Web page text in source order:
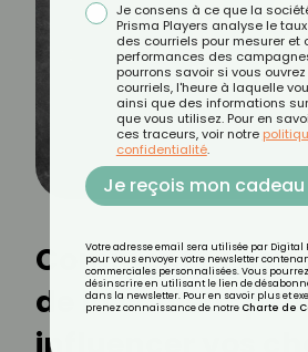
Comment la
de la couleur
influencer vos
Je consens à ce que la
Prisma Players analyse le
des courriels pour mesurer et
performances des
pourrons savoir si vous
courriels, l'heure à laquelle
ainsi que des informations
que vous utilisez. Pour en
ces traceurs, voir notre
confidentialité.
Je reçois mon cadeau
Votre adresse email sera utilisée par Digital
pour vous envoyer votre newsletter
commerciales personnalisées. Vous
désinscrire en utilisant le lien de
dans la newsletter. Pour en savoir plus et
prenez connaissance de notre Charte de